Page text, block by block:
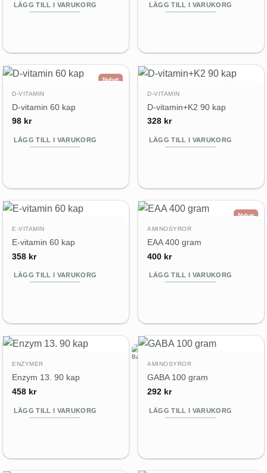
LÄGG TILL I VARUKORG LÄGG TILL I VARUKORG
Nyhet
D-VITAMIN
D-vitamin 60 kap
98 kr
LÄGG TILL I VARUKORG
D-VITAMIN
D-vitamin+K2 90 kap
328 kr
LÄGG TILL I VARUKORG
E-VITAMIN
E-vitamin 60 kap
358 kr
LÄGG TILL I VARUKORG
Nyhet
AMINOSYROR
EAA 400 gram
400 kr
LÄGG TILL I VARUKORG
ENZYMER
Enzym 13. 90 kap
458 kr
LÄGG TILL I VARUKORG
AMINOSYROR
GABA 100 gram
292 kr
LÄGG TILL I VARUKORG